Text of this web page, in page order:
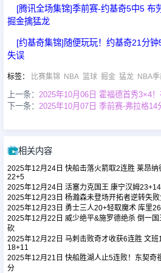
足球录像
篮球录像
足球集锦
篮球集锦
足球新闻
篮球新闻
[腾讯全场集锦]季前赛-约基奇5中5 布
掘金擒猛龙
[约基奇集锦]随便玩玩！约基奇21分
失误
标签： 比赛集锦 NBA 篮球 掘金 猛龙 NBA
上一条：
下一条：
相关内容
2025年12月24日 快船击落火箭取2连胜 莱昂
22+5
2025年12月24日 活塞力克国王 康宁汉姆
2025年12月23日 杨瀚森未登场开拓者逆转失
2025年12月23日 勇士三人20+轻取魔术 库里
2025年12月22日 威少绝平&施罗德绝杀 倒一
砍
2025年12月22日 马刺击败奇才收获6连胜 文
18+11
2025年12月21日 快船胜湖人止5连败！东契奇
分